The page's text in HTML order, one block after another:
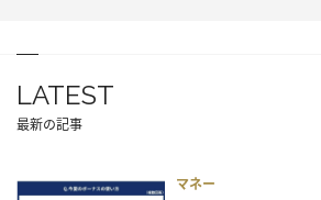
LATEST
最新の記事
マネー